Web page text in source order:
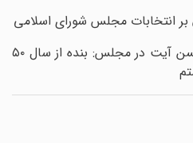
انتخابات مجلس شورای اسلامی
جدال احمد سلامتیان و حسن آیت در مجلس: بنده از سال ۵۰